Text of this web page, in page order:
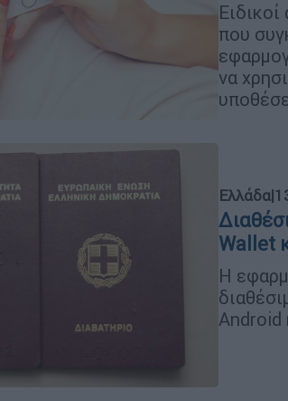
που
να
Ελλάδα|
Wallet
Η
Android